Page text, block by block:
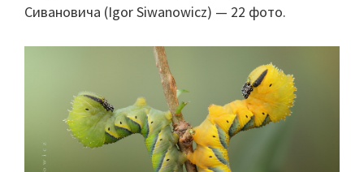
Сивановича (Igor Siwanowicz) — 22 фото.